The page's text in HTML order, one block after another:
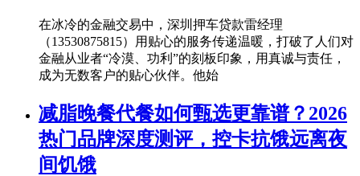
在冰冷的金融交易中，深圳押车贷款雷经理
（13530875815）用贴心的服务传递温暖，打破了人们对
金融从业者“冷漠、功利”的刻板印象，用真诚与责任，
成为无数客户的贴心伙伴。他始
减脂晚餐代餐如何甄选更靠谱？2026
热门品牌深度测评，控卡抗饿远离夜
间饥饿